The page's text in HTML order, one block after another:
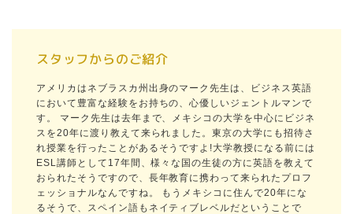
スタッフからのご紹介
アメリカはネブラスカ州出身のマーク先生は、ビジネス英語
において豊富な経験をお持ちの、心優しいジェントルマンで
す。 マーク先生は去年まで、メキシコの大学を中心にビジネ
スを20年に渡り教えて来られました。東京の大学にも招待さ
れ授業を行ったことがあるそうですよ!大学教授になる前には
ESL講師として17年間、様々な国の生徒の方に英語を教えて
おられたそうですので、長年教育に携わって来られたプロフ
ェッショナルなんですね。 もうメキシコに住んで20年にな
るそうで、スペイン語もネイティブレベルだということで